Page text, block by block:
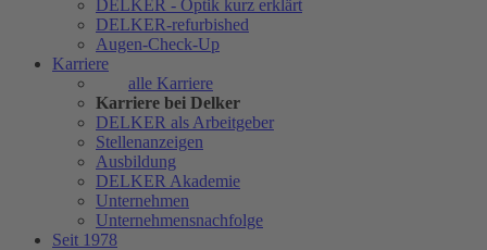
DELKER - Optik kurz erklärt
DELKER-refurbished
Augen-Check-Up
Karriere
alle Karriere
Karriere bei Delker
DELKER als Arbeitgeber
Stellenanzeigen
Ausbildung
DELKER Akademie
Unternehmen
Unternehmensnachfolge
Seit 1978